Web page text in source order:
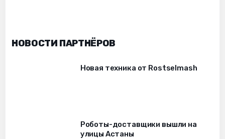
НОВОСТИ ПАРТНЁРОВ
Новая техника от Rostselmash
Роботы-доставщики вышли на
улицы Астаны